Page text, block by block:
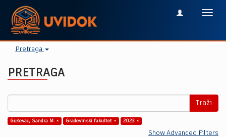
Pretraga
PRETRAGA
Traži
Guševac, Sandra M. × Građevinski fakultet × 2023 ×
Show Advanced Filters